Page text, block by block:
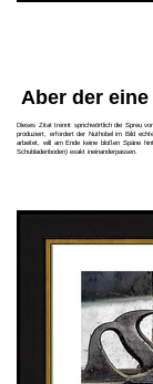
Aber der
Dieses Zitat trennt sprichwörtlich die Spreu
produziert, erfordert der Nuthobel im Bild
arbeitet, will am Ende keine bloßen Späne
Schubladenboden) exakt ineinanderpassen.